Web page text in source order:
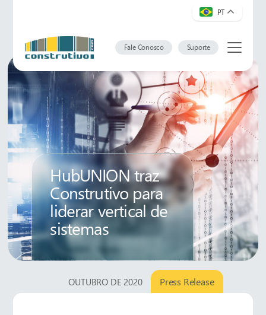
PT
Fale Conosco Suporte
HubUNION traz
Construtivo para
liderar vertical de
sistemas
OUTUBRO DE 2020 Press Release